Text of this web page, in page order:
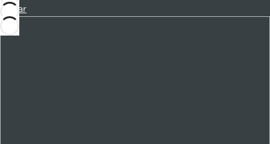
Baixar